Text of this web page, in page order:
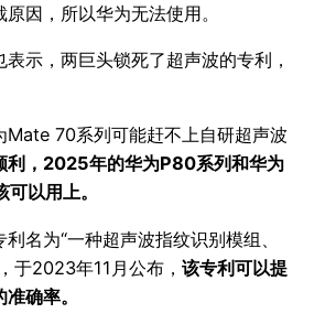
因，所以华为无法使用。
示，两巨头锁死了超声波的专利，
Mate 70系列可能赶不上自研超声波
利，2025年的华为P80系列和华为
以用上。
名为“一种超声波指纹识别模组、
于2023年11月公布， 该专利可以提
确率。